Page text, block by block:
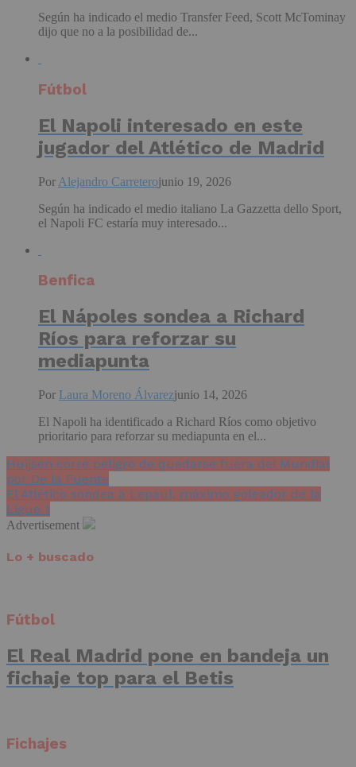
Según ha indicado el medio Transfer Feed, Scott McTominay
dijo que no a la posibilidad de...
Fútbol
El Napoli interesado en este
jugador del Atlético de Madrid
Por Alejandro Carreterojunio 19, 2026
Según ha indicado el medio italiano La Gazzetta dello Sport,
el Napoli FC estaría muy interesado...
Benfica
El Nápoles sondea a Richard
Ríos para reforzar su
mediapunta
Por Laura Moreno Álvarezjunio 14, 2026
El Napoli ha identificado a Richard Ríos como objetivo
prioritario para reforzar su mediapunta en el...
Huijsen corre peligro de quedarse fuera del Mundial
por De la Fuente
El Atlético sondea a Lepaul, máximo goleador de la
Ligue 1
Advertisement
Lo + buscado
Fútbol
El Real Madrid pone en bandeja un
fichaje top para el Betis
Fichajes